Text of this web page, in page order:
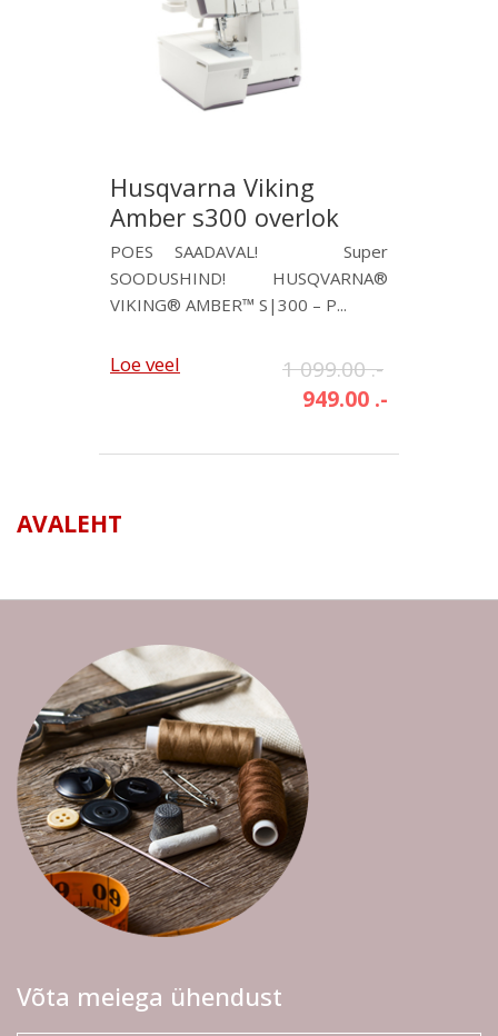
Husqvarna Viking
Amber s300 overlok
POES SAADAVAL! Super
SOODUSHIND! HUSQVARNA®
VIKING® AMBER™ S|300 – P...
Loe veel
1 099.00 .-
949.00 .-
AVALEHT
Võta meiega ühendust